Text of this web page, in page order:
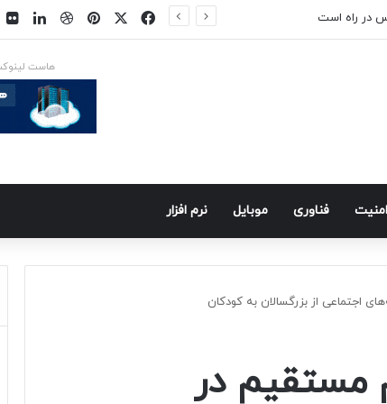
در راه است فیسبوک
ایکس پینتریستدریبببل
هاست
فناوری موبايل نرم افزار
اجتماعی از بزرگسالان به کودکان
مستقیم در